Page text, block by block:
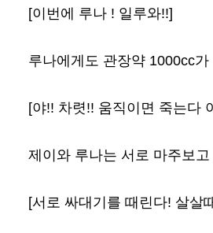
[이번에 루나 ! 일루와!!]
루나에게도 관장약 1000cc가
[야!! 차렷!! 움직이면 죽는다
제이와 루나는 서로 마주보고
[서로 싸대기를 때린다! 살살